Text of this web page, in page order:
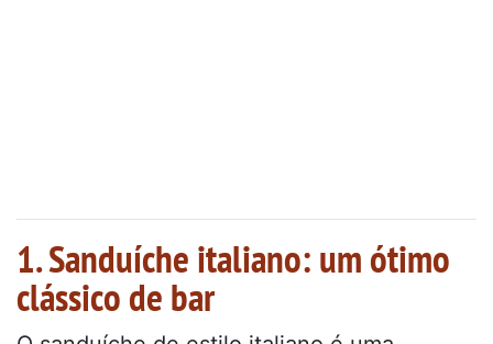
1. Sanduíche italiano: um ótimo
clássico de bar